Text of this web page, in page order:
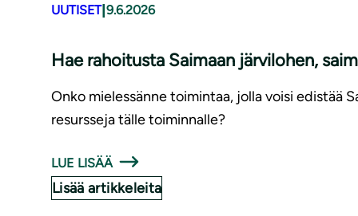
UUTISET| 9.6.2026
Hae rahoitusta Saimaan järvilohen,
Onko mielessänne toimintaa, jolla voisi edistää
resursseja tälle toiminnalle?
LUE LISÄÄ
Lisää artikkeleita